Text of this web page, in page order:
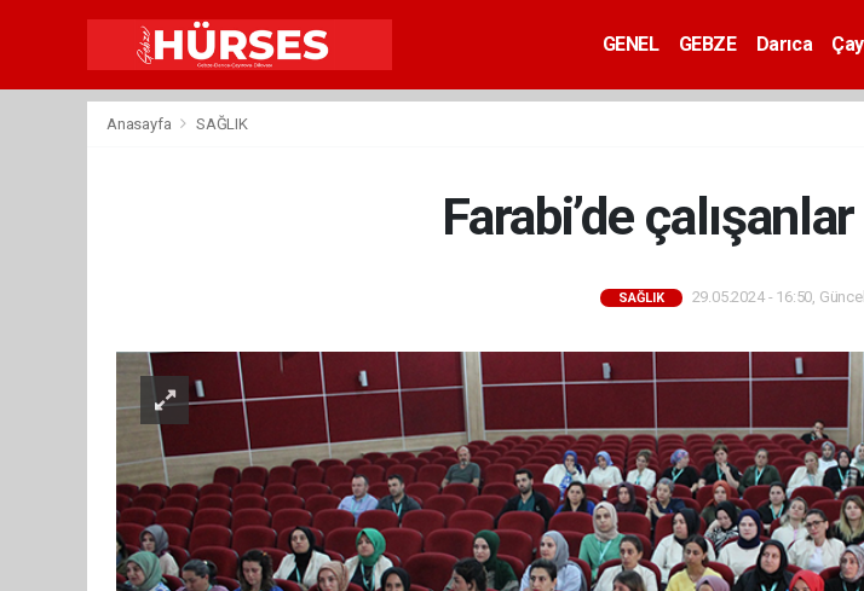
GENEL GEBZE Darıca
Anasayfa SAĞLIK
Farabi’de
SAĞLIK 29.05.2024 - 16:50,